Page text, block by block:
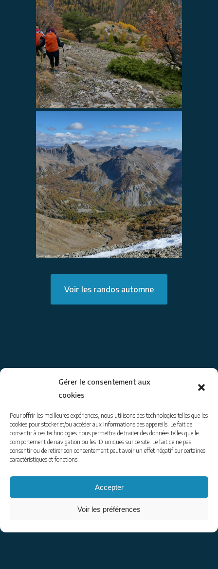
Gérer le consentement aux
cookies
Pour offrir les meilleures expériences, nous utilisons des technologies telles que les
cookies pour stocker et/ou accéder aux informations des appareils. Le fait de
consentir à ces technologies nous permettra de traiter des données telles que le
comportement de navigation ou les ID uniques sur ce site. Le fait de ne pas
consentir ou de retirer son consentement peut avoir un effet négatif sur certaines
caractéristiques et fonctions.
Accepter
Voir les préférences
Voir les randos automne
Coralie Goussot – accompagnatrice en montagne
tel : 06 74 50 26 62 | email : contact@coraliegoussot.com
mentions légales|envoyer un message